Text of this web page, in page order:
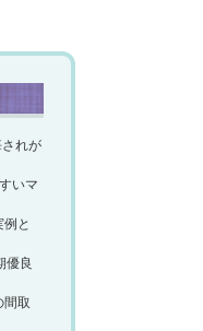
されが
いマ
と
優良
間取